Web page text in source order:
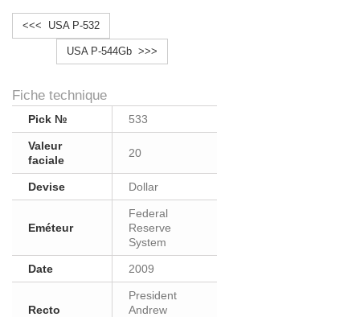
<<< USA P-532
USA P-544Gb >>>
Fiche technique
Pick № 533
Valeur
faciale
20
Devise Dollar
Eméteur
Federal
Reserve
System
Date 2009
Recto
President
Andrew